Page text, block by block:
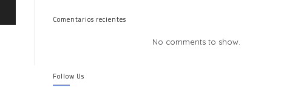
Comentarios recientes
No comments to show.
Follow Us